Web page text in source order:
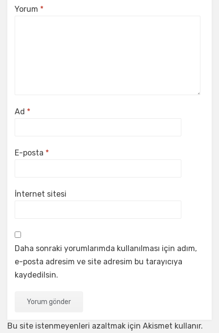
Yorum *
Ad *
E-posta *
İnternet sitesi
Daha sonraki yorumlarımda kullanılması için adım,
e-posta adresim ve site adresim bu tarayıcıya
kaydedilsin.
Bu site istenmeyenleri azaltmak için Akismet kullanır.